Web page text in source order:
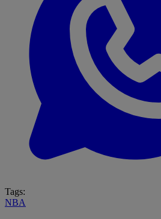
Tags:
NBA